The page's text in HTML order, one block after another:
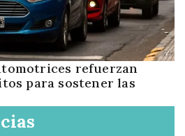
refuerzan
para sostener las